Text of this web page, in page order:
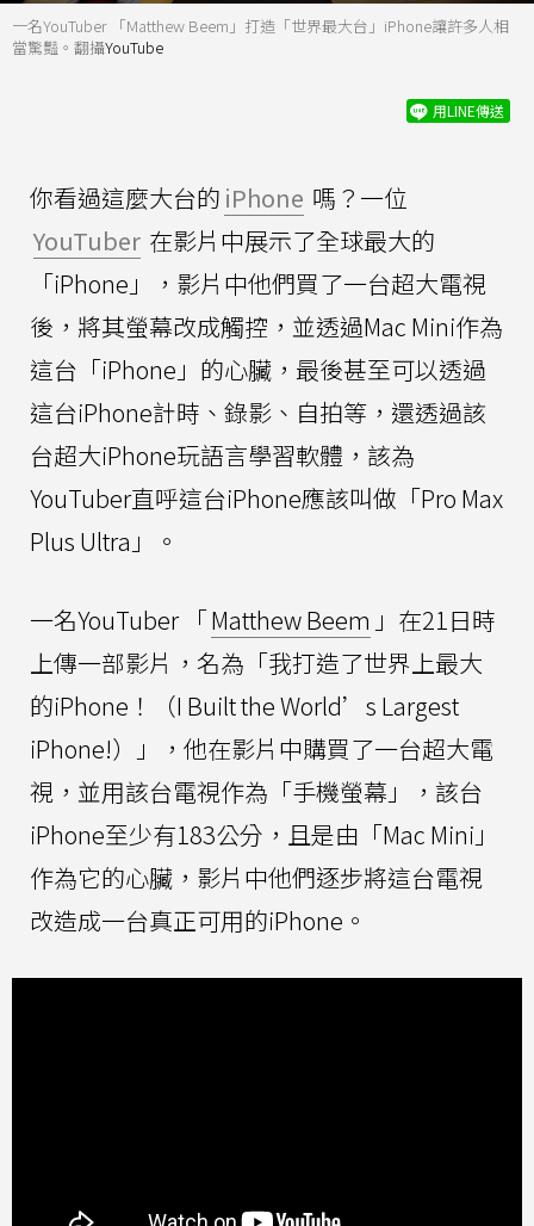
一名YouTuber 「Matthew Beem」打造「世界最大台」iPhone讓許多人相
當驚豔。翻攝YouTube
用LINE傳送
你看過這麼大台的 iPhone 嗎？一位
YouTuber 在影片中展示了全球最大的
「iPhone」，影片中他們買了一台超大電視
後，將其螢幕改成觸控，並透過Mac Mini作為
這台「iPhone」的心臟，最後甚至可以透過
這台iPhone計時、錄影、自拍等，還透過該
台超大iPhone玩語言學習軟體，該為
YouTuber直呼這台iPhone應該叫做「Pro Max
Plus Ultra」。
一名YouTuber 「Matthew Beem 」在21日時
上傳一部影片，名為「我打造了世界上最大
的iPhone！（I Built the World’s Largest
iPhone!）」，他在影片中購買了一台超大電
視，並用該台電視作為「手機螢幕」，該台
iPhone至少有183公分，且是由「Mac Mini」
作為它的心臟，影片中他們逐步將這台電視
改造成一台真正可用的iPhone。